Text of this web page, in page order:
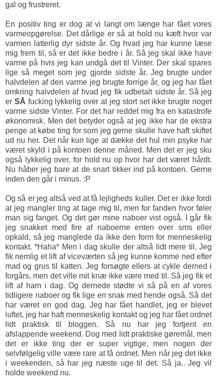
gal og frustreret.
En positiv ting er dog at vi langt om længe har fået vores
varmeopgørelse. Det dårlige er så at hold nu kæft hvor var
varmen latterlig dyr sidste år. Og hvad jeg har kunne læse
mig frem til, så er det ikke bedre i år. Så jeg skal ikke have
varme på hvis jeg kan undgå det til Vinter. Der skal spares
lige så meget som jeg gjorde sidste år. Jeg brugte under
halvdelen af den varme jeg brugte forrige år, og jeg har fået
omkring halvdelen af hvad jeg fik udbetalt sidste år. Så jeg
er SÅ fucking lykkelig over at jeg stort set ikke brugte noget
varme sidste Vinter. For det har reddet mig fra en katastrofe
økonomisk. Men det betyder også at jeg ikke har de ekstra
penge at købe ting for som jeg gerne skulle have haft skiftet
ud nu her. Det når kun lige at dække det hul min psyke har
været skyld i på kontoen denne måned. Men det er jeg sku
også lykkelig over, for hold nu op hvor har det været hårdt.
Nu håber jeg bare at de snart tikker ind på kontoen. Gerne
inden den går i minus. :P
Og så er jeg altså ved at få lejligheds kuller. Det er ikke fordi
at jeg mangler ting at tage mig til, men for fanden hvor føler
man sig fanget. Og det gør mine naboer vist også. I går fik
jeg snakket med fire af naboerne enten over sms eller
opkald, så jeg manglede da ikke den form for menneskelig
kontakt. *Haha* Men i dag skulle der altså lidt mere til. Jeg
fik nemlig et lift af viceværten så jeg kunne komme ned efter
mad og grus til katten. Jeg forsøgte ellers at cykle derned i
forgårs, men det ville mit knæ ikke være med til. Så jeg fik et
lift af ham i dag. Og dernede stødte vi så på en af vores
tidligere naboer og fik lige en snak med hende også. Så det
har været en god dag. Jeg har fået handlet, jeg er blevet
luftet, jeg har haft menneskelig kontakt og jeg har fået ordnet
lidt praktisk til bloggen. Så nu har jeg fortjent en
afslappende weekend. Dog med lidt praktiske gøremål, men
det er ikke ting der er super vigtige, men nogen der
selvfølgelig ville være rare at få ordnet. Men når jeg det ikke
i weekenden, så har jeg næste uge til det. Så ja.. Jeg vil
holde weekend nu.